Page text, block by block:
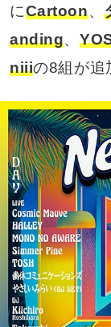
にCartoon、
anding、
niiiの8組が追